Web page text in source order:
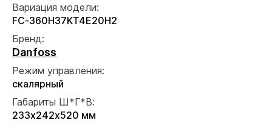
Вариация модели:
FC-360H37KT4E20H2
Бренд:
Danfoss
Режим управления:
скалярный
Габариты Ш*Г*В:
233x242x520 мм